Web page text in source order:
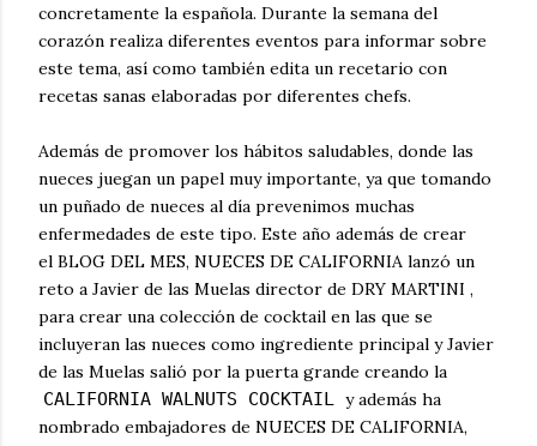
concretamente la española. Durante la semana del
corazón realiza diferentes eventos para informar sobre
este tema, así como también edita un recetario con
recetas sanas elaboradas por diferentes chefs.
Además de promover los hábitos saludables, donde las
nueces juegan un papel muy importante, ya que tomando
un puñado de nueces al día prevenimos muchas
enfermedades de este tipo. Este año además de crear
el BLOG DEL MES, NUECES DE CALIFORNIA lanzó un
reto a Javier de las Muelas director de DRY MARTINI ,
para crear una colección de cocktail en las que se
incluyeran las nueces como ingrediente principal y Javier
de las Muelas salió por la puerta grande creando la
CALIFORNIA WALNUTS COCKTAIL y además ha
nombrado embajadores de NUECES DE CALIFORNIA,